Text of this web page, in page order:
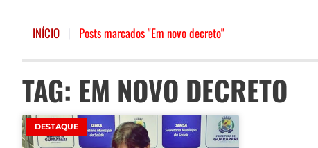
INÍCIO Posts marcados "Em novo decreto"
TAG: EM NOVO DECRETO
DESTAQUE